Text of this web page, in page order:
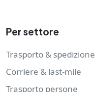
Per settore
Trasporto & spedizione
Corriere & last-mile
Trasporto persone